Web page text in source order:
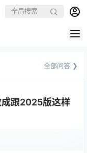
全部问答 ❯
跟2025版这样